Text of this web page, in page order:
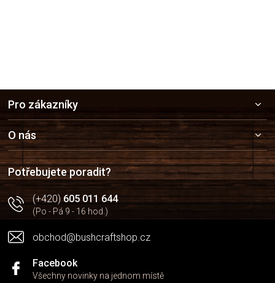
a
t
í
Pro zákazníky
O nás
Potřebujete poradit?
(+420)605 011 644
(Po - Pá 9 - 16 hod.)
obchod@bushcraftshop.cz
Facebook
Všechny novinky na jednom místě